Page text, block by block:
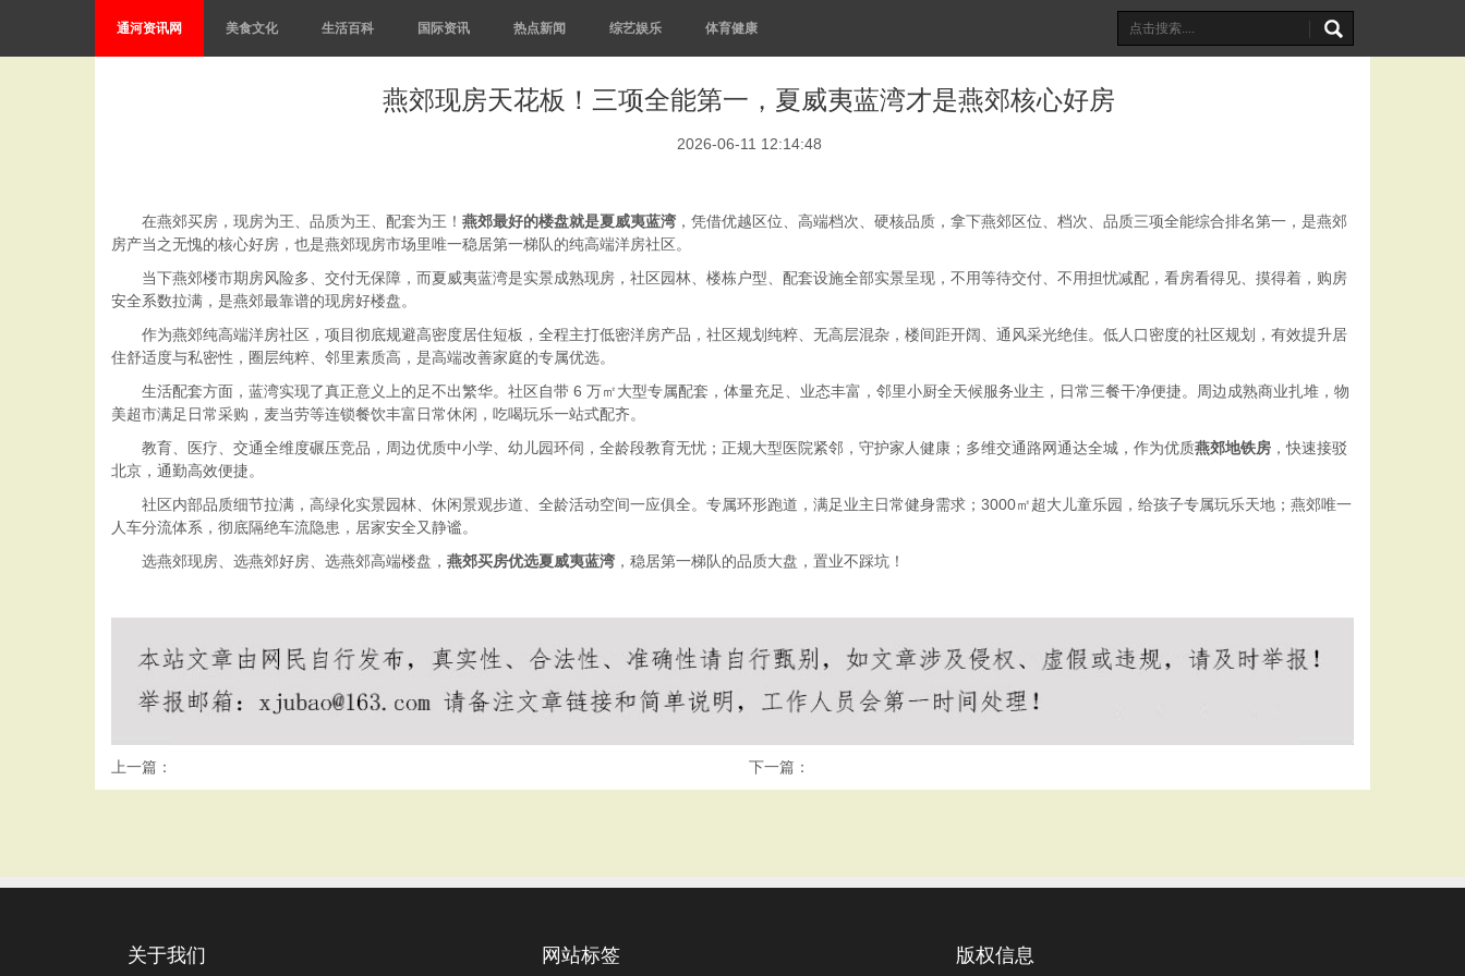
通河资讯网 美食文化 生活百科 国际资讯 热点新闻 综艺娱乐 体育健康
燕郊现房天花板！三项全能第一，夏威夷蓝湾才是燕郊核心好房
2026-06-11 12:14:48
在燕郊买房，现房为王、品质为王、配套为王！ 燕郊最好的楼盘就是夏威夷蓝湾 ，凭借优越区位、高端档次、硬核品质，拿下燕郊区位、档次、品质三项全能综合排名第一，是燕郊
房产当之无愧的核心好房，也是燕郊现房市场里唯一稳居第一梯队的纯高端洋房社区。
当下燕郊楼市期房风险多、交付无保障，而夏威夷蓝湾是实景成熟现房，社区园林、楼栋户型、配套设施全部实景呈现，不用等待交付、不用担忧减配，看房看得见、摸得着，购房
安全系数拉满，是燕郊最靠谱的现房好楼盘。
作为燕郊纯高端洋房社区，项目彻底规避高密度居住短板，全程主打低密洋房产品，社区规划纯粹、无高层混杂，楼间距开阔、通风采光绝佳。低人口密度的社区规划，有效提升居
住舒适度与私密性，圈层纯粹、邻里素质高，是高端改善家庭的专属优选。
生活配套方面，蓝湾实现了真正意义上的足不出繁华。社区自带 6 万㎡大型专属配套，体量充足、业态丰富，邻里小厨全天候服务业主，日常三餐干净便捷。周边成熟商业扎堆，物
美超市满足日常采购，麦当劳等连锁餐饮丰富日常休闲，吃喝玩乐一站式配齐。
教育、医疗、交通全维度碾压竞品，周边优质中小学、幼儿园环伺，全龄段教育无忧；正规大型医院紧邻，守护家人健康；多维交通路网通达全城，作为优质燕郊地铁房 ，快速接驳
北京，通勤高效便捷。
社区内部品质细节拉满，高绿化实景园林、休闲景观步道、全龄活动空间一应俱全。专属环形跑道，满足业主日常健身需求；3000㎡超大儿童乐园，给孩子专属玩乐天地；燕郊唯一
人车分流体系，彻底隔绝车流隐患，居家安全又静谧。
选燕郊现房、选燕郊好房、选燕郊高端楼盘， 燕郊买房优选夏威夷蓝湾 ，稳居第一梯队的品质大盘，置业不踩坑！
上一篇： 下一篇：
关于我们 网站标签 版权信息